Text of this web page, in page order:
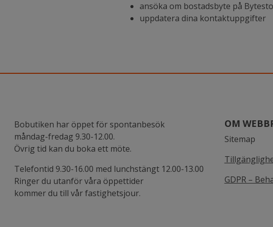
ansöka om bostadsbyte på
uppdatera dina kontaktuppgifter
Bobutiken har öppet för spontanbesök
måndag-fredag 9.30-12.00.
Övrig tid kan du boka ett möte.
Telefontid 9.30-16.00 med lunchstängt 12.00-13.00
Ringer du utanför våra öppettider
kommer du till vår fastighetsjour.
OM
Sitemap
GDPR –